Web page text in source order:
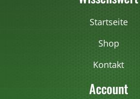
Startseite
Shop
Kontakt
Account